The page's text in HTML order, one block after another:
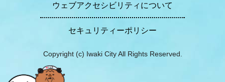
ウェブアクセシビリティについて
セキュリティーポリシー
Copyright (c) Iwaki City All Rights Reserved.